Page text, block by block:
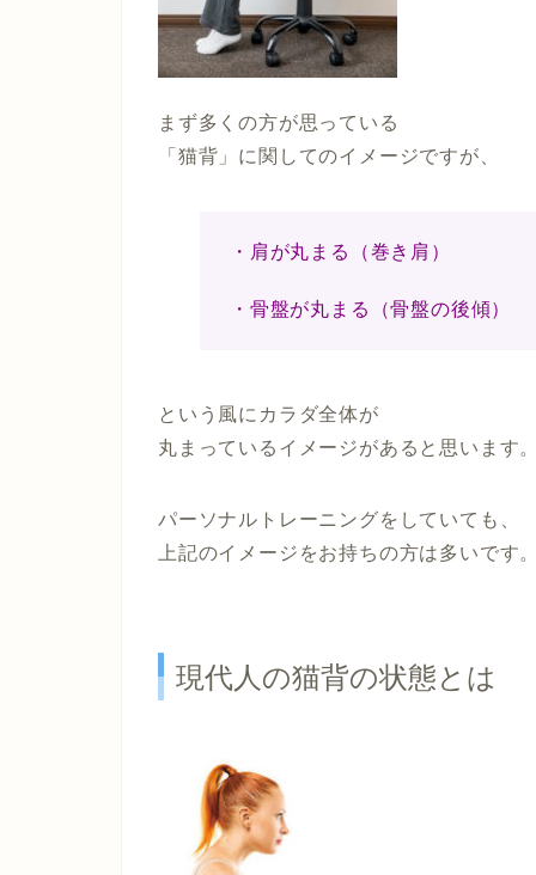
まず多くの方が思っている
「猫背」に関してのイメージですが、
・肩が丸まる（巻き肩）
・骨盤が丸まる（骨盤の後傾）
という風にカラダ全体が
丸まっているイメージがあると思います
パーソナルトレーニングをしていても、
上記のイメージをお持ちの方は多いです
現代人の猫背の状態とは